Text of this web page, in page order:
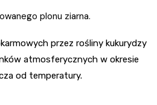
plonu ziarna.
przez rośliny kukurydzy
atmosferycznych w okresie
od temperatury.